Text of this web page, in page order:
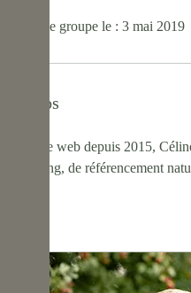
A rejoint le groupe le : 3 mai 2019
À propos
Rédactrice web depuis 2015,
copywriting, de référencement